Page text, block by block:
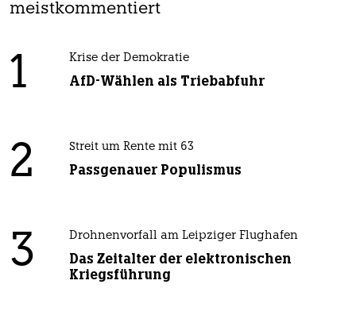
meistkommentiert
1 Krise der Demokratie
AfD-Wählen als Triebabfuhr
2 Streit um Rente mit 63
Passgenauer Populismus
3 Drohnenvorfall am Leipziger Flughafen
Das Zeitalter der elektronischen
Kriegsführung